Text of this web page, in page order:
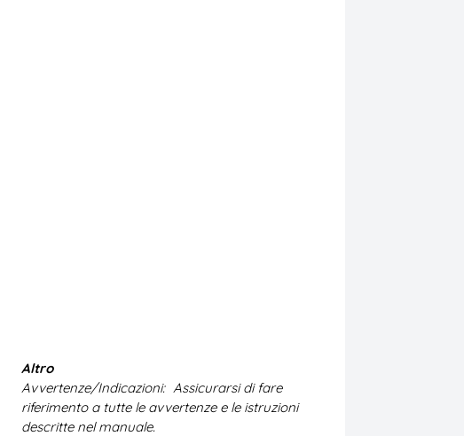
Altro
Avvertenze/Indicazioni: Assicurarsi di fare
riferimento a tutte le avvertenze e le istruzioni
descritte nel manuale.